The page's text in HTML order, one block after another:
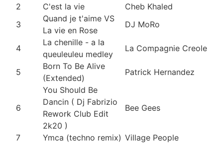
2
C'est la vie
Cheb Khaled
3
Quand je t'aime VS
La vie en Rose
DJ MoRo
4
La chenille - a la
queuleuleu medley
La Compagnie Creole
5
Born To Be Alive
(Extended)
Patrick Hernandez
6
You Should Be
Dancin ( Dj Fabrizio
Rework Club Edit
2k20 )
Bee Gees
7 Ymca (techno remix) Village People